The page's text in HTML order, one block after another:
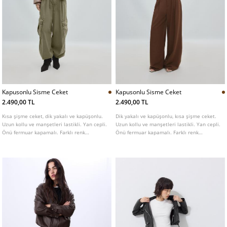
Kapusonlu Sisme Ceket
2.490,00 TL
Kısa şişme ceket, dik yakalı ve kapüşonlu.
Uzun kollu ve manşetleri lastikli. Yan cepli.
Önü fermuar kapamalı. Farklı renk
Kapusonlu Sisme Ceket
2.490,00 TL
Dik yakalı ve kapüşonlu, kısa şişme ceket.
Uzun kollu ve manşetleri lastikli. Yan cepli.
Önü fermuar kapamalı. Farklı renk